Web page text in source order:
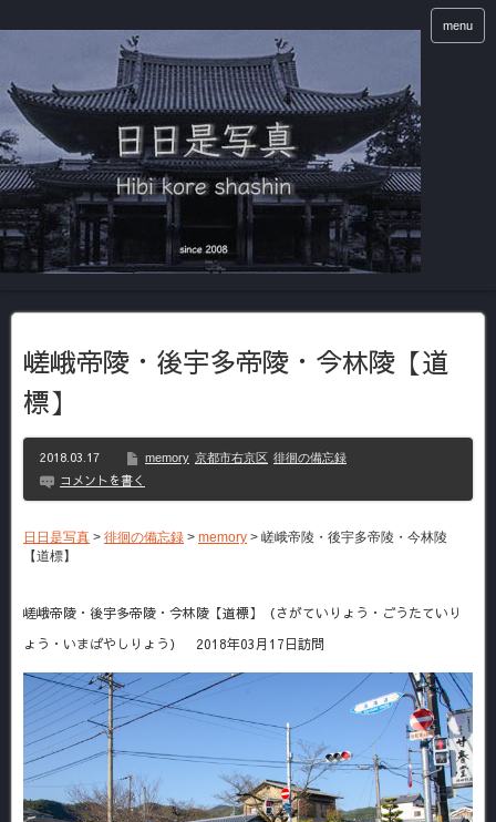
menu
嵯峨帝陵・後宇多帝陵・今林陵【道
標】
2018.03.17 memory 京都市右京区 徘徊の備忘録
コメントを書く
日日是写真 > 徘徊の備忘録 > memory > 嵯峨帝陵・後宇多帝陵・今林陵
【道標】
嵯峨帝陵・後宇多帝陵・今林陵【道標】（さがていりょう・ごうたていり
ょう・いまばやしりょう） 2018年03月17日訪問